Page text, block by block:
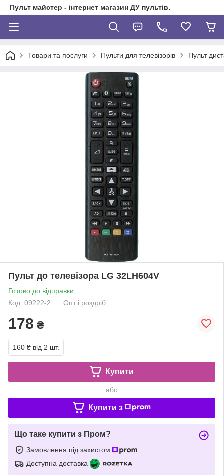
Пульт майстер - інтернет магазин ДУ пультів.
Товари та послуги Пульти для телевізорів Пульт
Пульт до телевізора LG 32LH604V
Готово до відправки
Код: 09222-2
Опт і роздріб
178 ₴
160 ₴ від 2 шт.
Купити
або
Купити з
Що таке купити з Пром?
Замовлення під захистом
Доступна доставка